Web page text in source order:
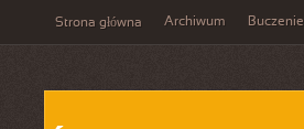
Strona główna Archiwum Buczenie